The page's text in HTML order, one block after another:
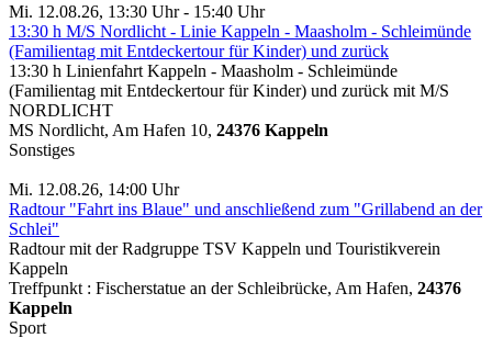
Mi. 12.08.26, 13:30 Uhr - 15:40 Uhr
13:30 h M/S Nordlicht - Linie Kappeln - Maasholm - Schleimünde
(Familientag mit Entdeckertour für Kinder) und zurück
13:30 h Linienfahrt Kappeln - Maasholm - Schleimünde
(Familientag mit Entdeckertour für Kinder) und zurück mit M/S
NORDLICHT
MS Nordlicht, Am Hafen 10, 24376 Kappeln
Sonstiges
Mi. 12.08.26, 14:00 Uhr
Radtour "Fahrt ins Blaue" und anschließend zum "Grillabend an der
Schlei"
Radtour mit der Radgruppe TSV Kappeln und Touristikverein
Kappeln
Treffpunkt : Fischerstatue an der Schleibrücke, Am Hafen, 24376
Kappeln
Sport